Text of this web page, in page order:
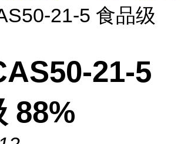
21-5 食品级
21-5
88%